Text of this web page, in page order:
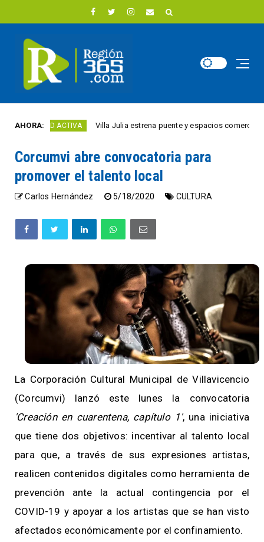
AHORA:
ACTIVA Villa Julia estrena puente y espacios comerciales
Corcumvi abre convocatoria para
promover el talento local
Carlos Hernández 5/18/2020 CULTURA
La Corporación Cultural Municipal de Villavicencio
(Corcumvi) lanzó este lunes la convocatoria
'Creación en cuarentena, capítulo 1', una iniciativa
que tiene dos objetivos: incentivar al talento local
para que, a través de sus expresiones artistas,
realicen contenidos digitales como herramienta de
prevención ante la actual contingencia por el
COVID-19 y apoyar a los artistas que se han visto
afectados económicamente por el confinamiento.